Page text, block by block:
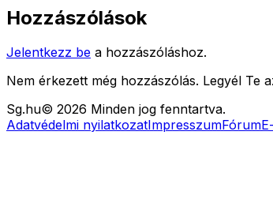
Hozzászólások
Jelentkezz be a hozzászóláshoz.
Nem érkezett még hozzászólás. Legyél Te
Sg.hu© 2026 Minden jog fenntartva.
Adatvédelmi nyilatkozatImpresszumFórum